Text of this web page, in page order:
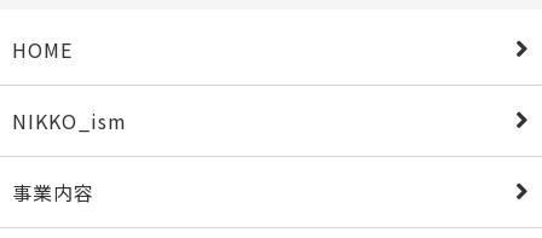
HOME
NIKKO_ism
事業内容